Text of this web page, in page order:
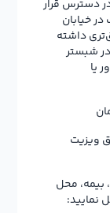
دسترس قرار
خیابان
داشته
شبستر
یا
ویزیت
محل
نمایید: